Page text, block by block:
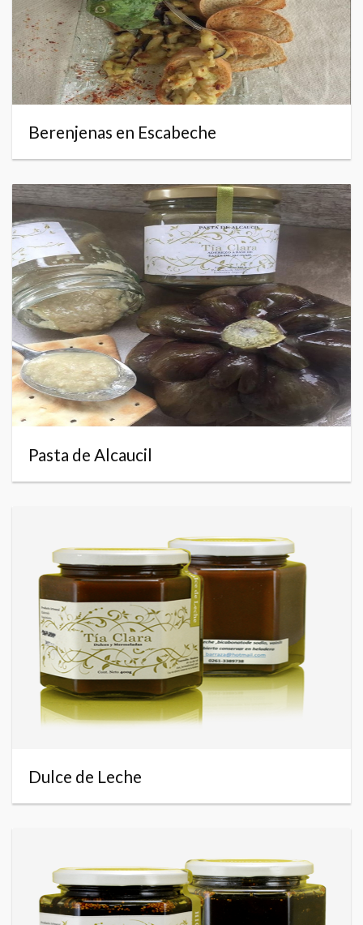
Berenjenas en Escabeche
Pasta de Alcaucil
Dulce de Leche